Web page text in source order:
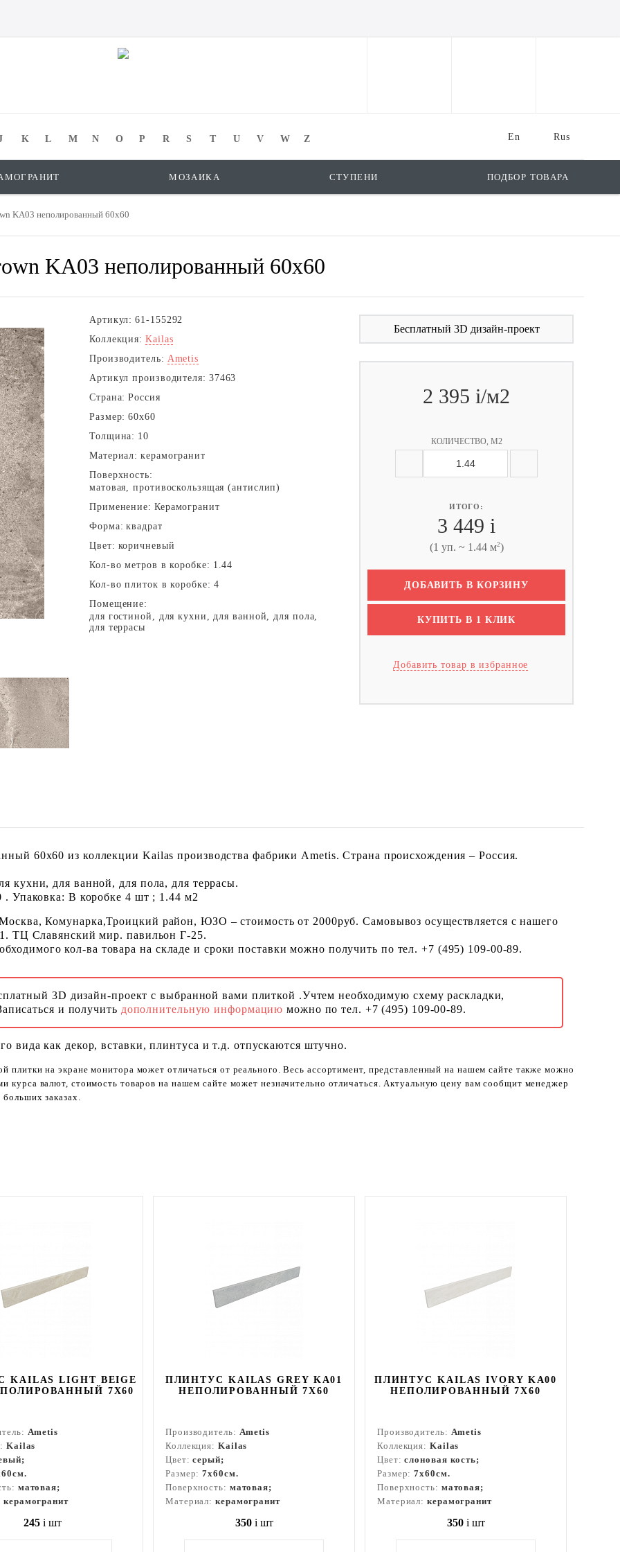
Rus
En
K L M N O P R S T U V W Z
МОЗАИКА СТУПЕНИ ПОДБОР ТОВАРА
KA03 неполированный 60x60
KA03 неполированный 60x60
Артикул: 61-155292
Коллекция: Kailas
Производитель: Ametis
Артикул производителя: 37463
Страна: Россия
Размер: 60x60
Толщина: 10
Материал: керамогранит
Поверхность:
матовая, противоскользящая (антислип)
Применение: Керамогранит
Форма: квадрат
Цвет: коричневый
Кол-во метров в коробке: 1.44
Кол-во плиток в коробке: 4
Помещение:
для гостиной, для кухни, для ванной, для пола,
для террасы
Бесплатный 3D дизайн-проект
2 395 i/м2
КОЛИЧЕСТВО, М2
ИТОГО:
3 449 i
(1 уп. ~ 1.44 м2)
ДОБАВИТЬ В КОРЗИНУ
КУПИТЬ В 1 КЛИК
Добавить товар в избранное
60x60 из коллекции Kailas производства фабрики Ametis. Страна происхождения – Россия.
кухни, для ванной, для пола, для террасы.
. Упаковка: В коробке 4 шт ; 1.44 м2
Комунарка,Троицкий район, ЮЗО – стоимость от 2000руб. Самовывоз осуществляется с нашего
ТЦ Славянский мир. павильон Г-25.
кол-ва товара на складе и сроки поставки можно получить по тел. +7 (495) 109-00-89.
3D дизайн-проект с выбранной вами плиткой .Учтем необходимую схему раскладки,
и получить дополнительную информациюможно по тел. +7 (495) 109-00-89.
вида как декор, вставки, плинтуса и т.д. отпускаются штучно.
плитки на экране монитора может отличаться от реального. Весь ассортимент, представленный на нашем сайте также можно
курса валют, стоимость товаров на нашем сайте может незначительно отличаться. Актуальную цену вам сообщит менеджер
заказах.
LIGHT BEIGE
7X60
Ametis
Kailas
матовая;
керамогранит
245 i шт
ПЛИНТУС KAILAS GREY KA01
НЕПОЛИРОВАННЫЙ 7X60
Производитель: Ametis
Коллекция: Kailas
Цвет:серый;
Размер:7x60см.
Поверхность: матовая;
Материал: керамогранит
350 i шт
ПЛИНТУС KAILAS IVORY KA00
НЕПОЛИРОВАННЫЙ 7X60
Производитель: Ametis
Коллекция: Kailas
Цвет:слоновая кость;
Размер:7x60см.
Поверхность: матовая;
Материал: керамогранит
350 i шт